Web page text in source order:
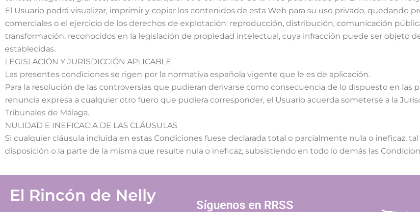
El Usuario podrá visualizar, imprimir y copiar los contenidos de esta Web para su uso privado, quedando
comerciales o el ejercicio de los derechos de explotación: reproducción, distribución, comunicación
transformación, reconocidos en la legislación de propiedad intelectual, cuya infracción puede ser objeto
establecidas.
LEGISLACIÓN Y JURISDICCIÓN APLICABLE
Las presentes condiciones se rigen por la normativa española vigente que le es de aplicación.
Para la resolución de las controversias que pudieran derivarse como consecuencia de lo dispuesto en las
renuncia expresa a cualquier otro fuero que pudiera corresponder, el Usuario acuerda someterse a la
Tribunales de Málaga.
NULIDAD E INEFICACIA DE LAS CLÁUSULAS
Si cualquier cláusula incluida en estas Condiciones fuese declarada total o parcialmente nula o ineficaz,
disposición o la parte de la misma que resulte nula o ineficaz, subsistiendo en todo lo demás las
El Rincón de Nelly
Síguenos en RRSS